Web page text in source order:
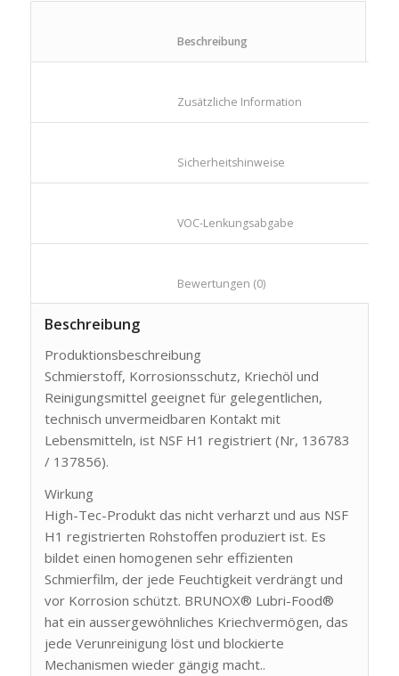
						Beschreibung
						Bewertungen (0)
Beschreibung
Produktionsbeschreibung
Schmierstoff, Korrosionsschutz, Kriechöl und
Reinigungsmittel geeignet für gelegentlichen,
technisch unvermeidbaren Kontakt mit
Lebensmitteln, ist NSF H1 registriert (Nr, 136783
/ 137856).
Wirkung
High-Tec-Produkt das nicht verharzt und aus NSF
H1 registrierten Rohstoffen produziert ist. Es
bildet einen homogenen sehr effizienten
Schmierfilm, der jede Feuchtigkeit verdrängt und
vor Korrosion schützt. BRUNOX® Lubri-Food®
hat ein aussergewöhnliches Kriechvermögen, das
jede Verunreinigung löst und blockierte
Mechanismen wieder gängig macht..